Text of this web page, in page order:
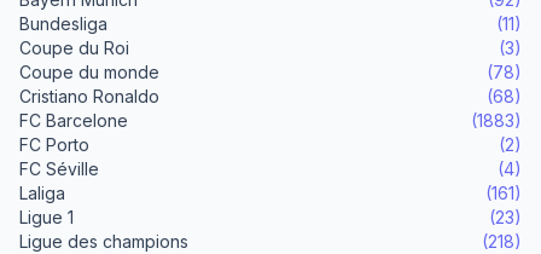
Bundesliga
(11)
Coupe du Roi
(3)
Coupe du monde
(78)
Cristiano Ronaldo
(68)
FC Barcelone
(1883)
FC Porto
(2)
FC Séville
(4)
Laliga
(161)
Ligue 1
(23)
Ligue des champions
(218)